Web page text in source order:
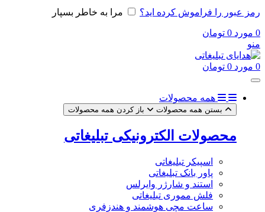
رمز عبور را فراموش کرده اید؟ مرا به خاطر بسپار
0 مورد 0 تومان
منو
0 مورد 0 تومان
همه محصولات
بستن همه محصولات باز کردن همه محصولات
محصولات الکترونیکی تبلیغاتی
اسپیکر تبلیغاتی
پاور بانک تبلیغاتی
استند و شارژر وایرلس
فلش مموری تبلیغاتی
ساعت مچی هوشمند و هندزفری